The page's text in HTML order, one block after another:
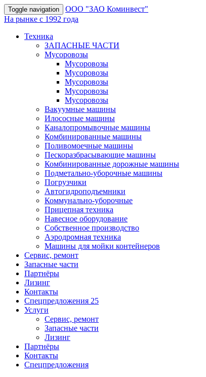
Toggle navigation
OOO "ЗАО Коминвест"
На рынке с 1992 года
Техника
ЗАПАСНЫЕ ЧАСТИ
Мусоровозы
Мусоровозы
Мусоровозы
Мусоровозы
Мусоровозы
Мусоровозы
Вакуумные машины
Илососные машины
Каналопромывочные машины
Комбинированные машины
Поливомоечные машины
Пескоразбрасывающие машины
Комбинированные дорожные машины
Подметально-уборочные машины
Погрузчики
Автогидроподъемники
Коммунально-уборочные
Прицепная техника
Навесное оборудование
Собственное производство
Аэродромная техника
Машины для мойки контейнеров
Сервис, ремонт
Запасные части
Партнёры
Лизинг
Контакты
Спецпредложения 25
Услуги
Сервис, ремонт
Запасные части
Лизинг
Партнёры
Контакты
Спецпредложения